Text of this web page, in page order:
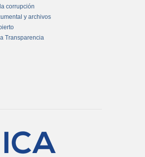
corrupción
y archivos
Transparencia